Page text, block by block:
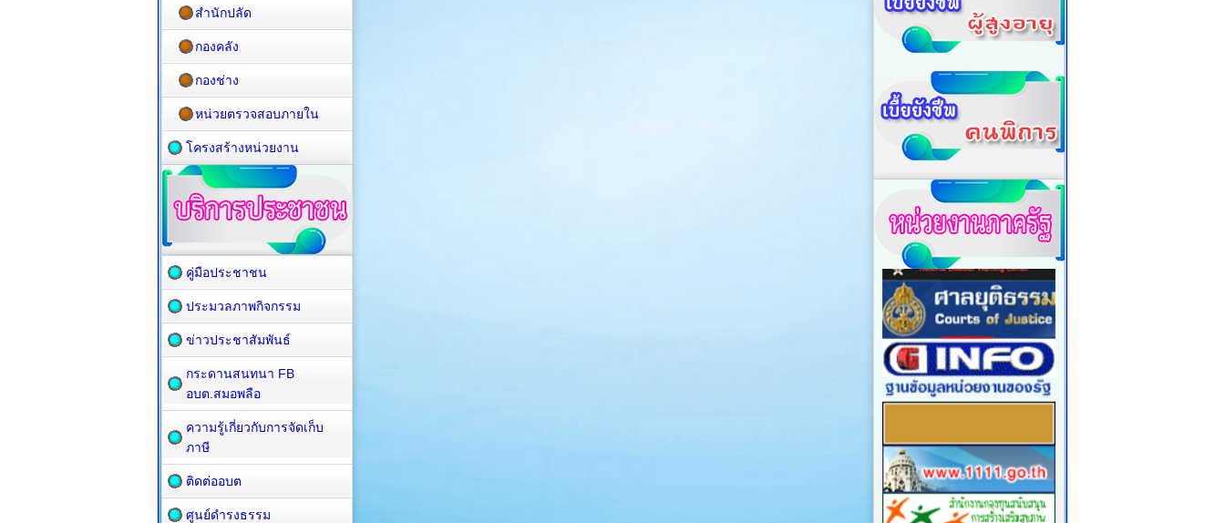
สำนักปลัด
กองคลัง
กองช่าง
หน่วยตรวจสอบภายใน
โครงสร้างหน่วยงาน
คู่มือประชาชน
ประมวลภาพกิจกรรม
ข่าวประชาสัมพันธ์
กระดานสนทนา FB
อบต.สมอพลือ
ความรู้เกี่ยวกับการจัดเก็บ
ภาษี
ติดต่ออบต
ศูนย์ดำรงธรรม